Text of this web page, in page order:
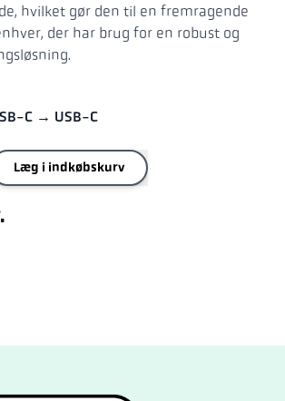
hvilket gør den til en fremragende
der har brug for en robust og
C → USB-C
Læg i indkøbskurv